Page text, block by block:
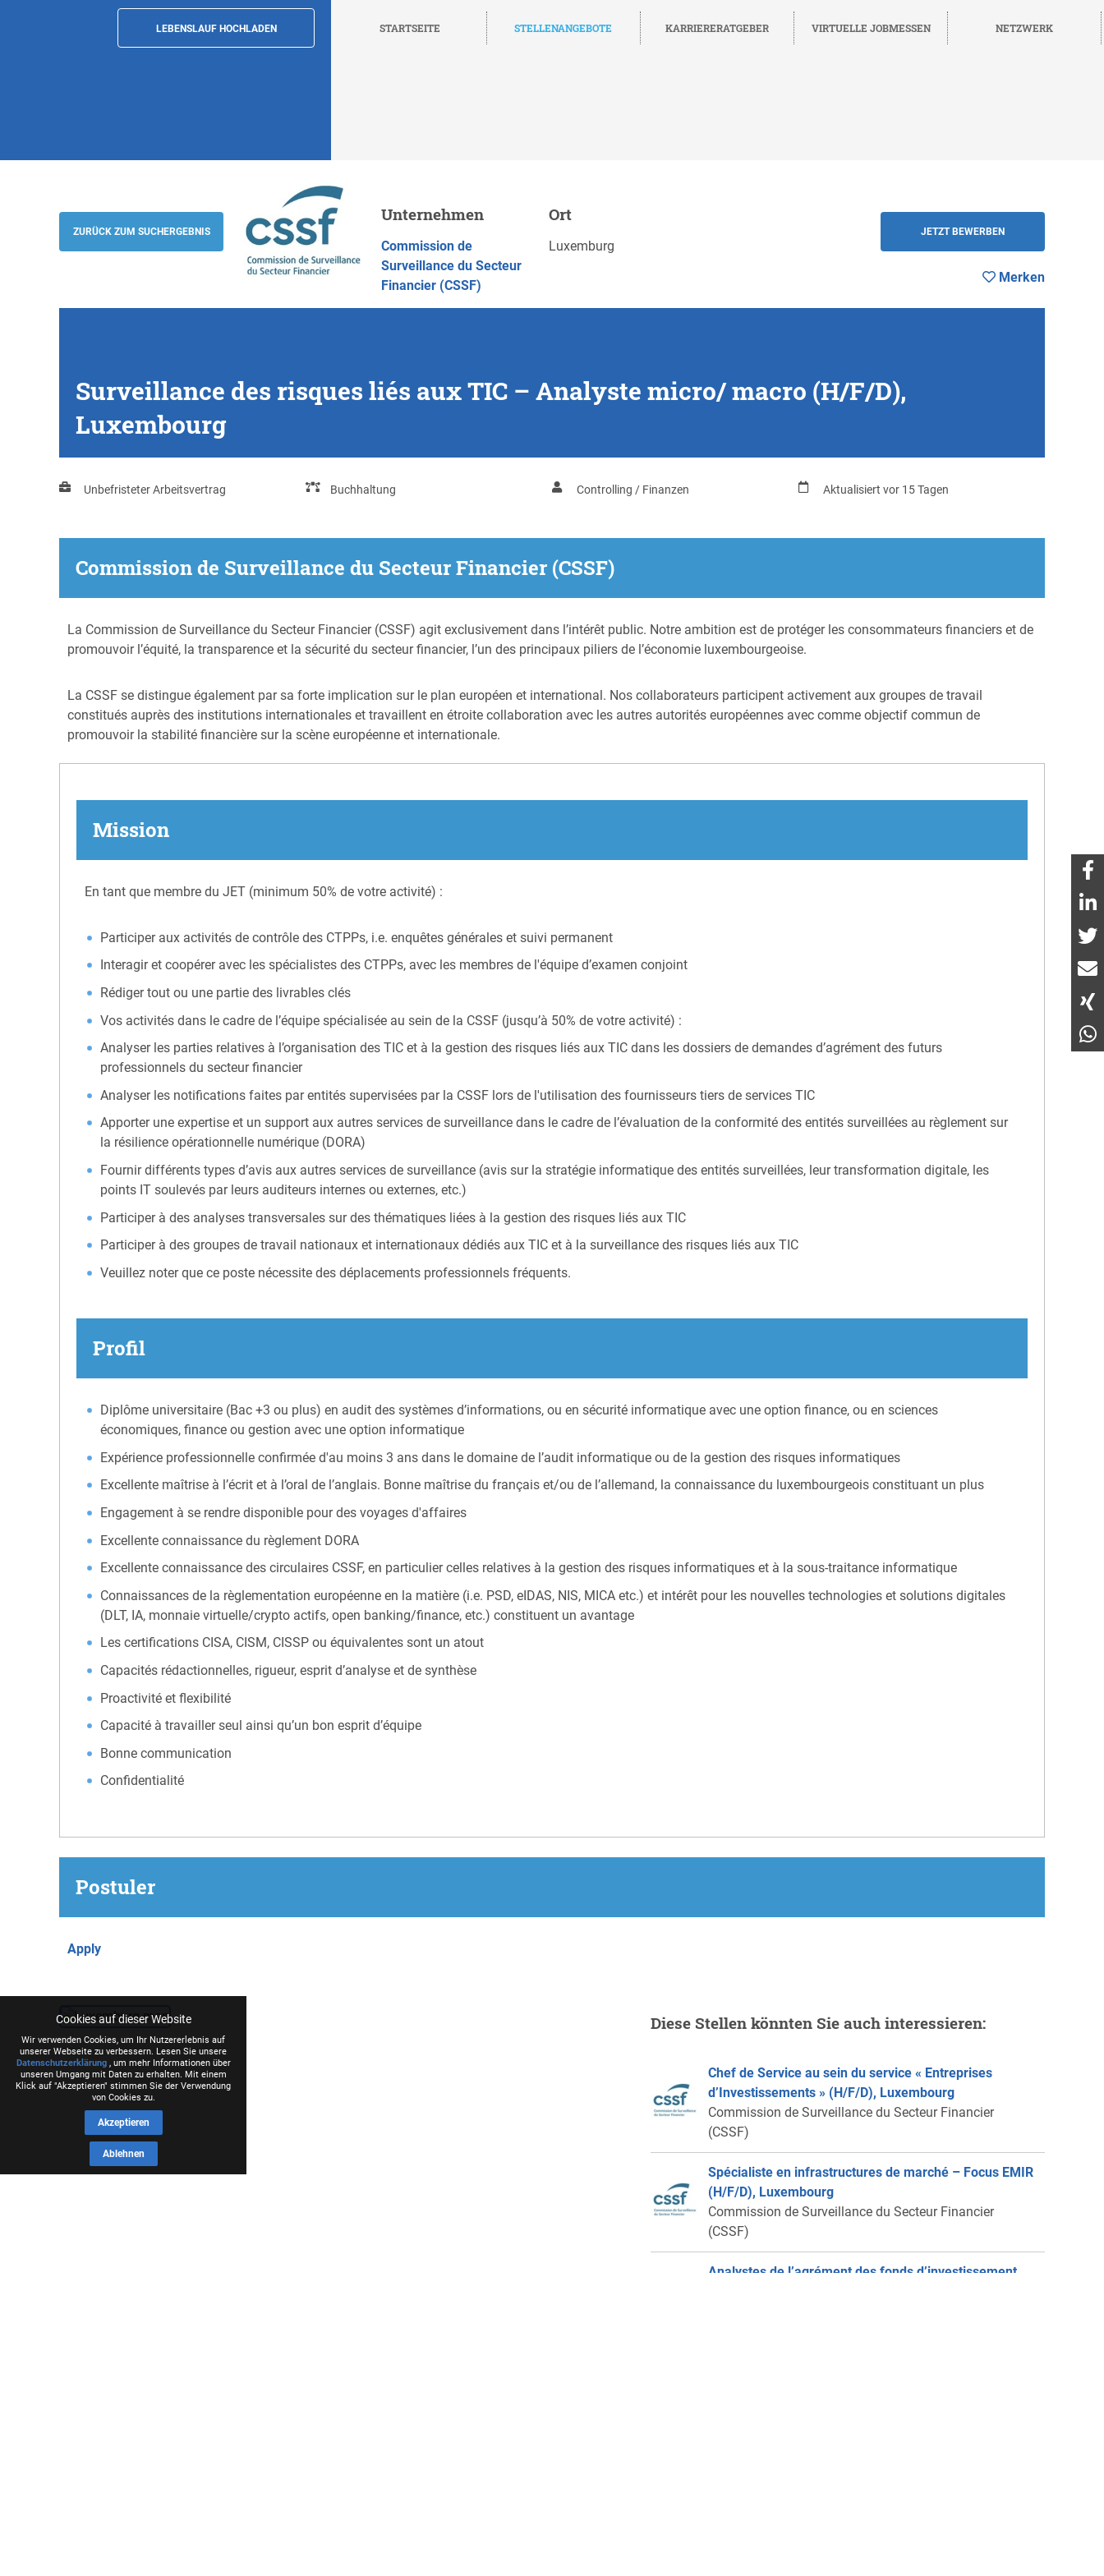
LEBENSLAUF HOCHLADEN STARTSEITE STELLENANGEBOTE KARRIERERATGEBER VIRTUELLE JOBMESSEN NETZWERK
Surveillance des risques liés aux TIC – Analyste micro/ macro
(H/F/D), Luxembourg
Commission de Surveillance du Secteur Financier (CSSF)
ZURÜCK ZUM SUCHERGEBNIS
Unternehmen
Commission de
Surveillance du Secteur
Financier (CSSF)
Ort
Luxemburg
JETZT BEWERBEN
Merken
Surveillance des risques liés aux TIC – Analyste micro/ macro (H/F/D),
Luxembourg
Unbefristeter Arbeitsvertrag Buchhaltung Controlling / Finanzen Aktualisiert vor 15 Tagen
Commission de Surveillance du Secteur Financier (CSSF)
La Commission de Surveillance du Secteur Financier (CSSF) agit exclusivement dans l’intérêt public. Notre ambition est de protéger les consommateurs financiers et de
promouvoir l’équité, la transparence et la sécurité du secteur financier, l’un des principaux piliers de l’économie luxembourgeoise.
La CSSF se distingue également par sa forte implication sur le plan européen et international. Nos collaborateurs participent activement aux groupes de travail
constitués auprès des institutions internationales et travaillent en étroite collaboration avec les autres autorités européennes avec comme objectif commun de
promouvoir la stabilité financière sur la scène européenne et internationale.
Mission
En tant que membre du JET (minimum 50% de votre activité) :
Participer aux activités de contrôle des CTPPs, i.e. enquêtes générales et suivi permanent
Interagir et coopérer avec les spécialistes des CTPPs, avec les membres de l'équipe d’examen conjoint
Rédiger tout ou une partie des livrables clés
Vos activités dans le cadre de l’équipe spécialisée au sein de la CSSF (jusqu’à 50% de votre activité) :
Analyser les parties relatives à l’organisation des TIC et à la gestion des risques liés aux TIC dans les dossiers de demandes d’agrément des futurs
professionnels du secteur financier
Analyser les notifications faites par entités supervisées par la CSSF lors de l'utilisation des fournisseurs tiers de services TIC
Apporter une expertise et un support aux autres services de surveillance dans le cadre de l’évaluation de la conformité des entités surveillées au règlement sur
la résilience opérationnelle numérique (DORA)
Fournir différents types d’avis aux autres services de surveillance (avis sur la stratégie informatique des entités surveillées, leur transformation digitale, les
points IT soulevés par leurs auditeurs internes ou externes, etc.)
Participer à des analyses transversales sur des thématiques liées à la gestion des risques liés aux TIC
Participer à des groupes de travail nationaux et internationaux dédiés aux TIC et à la surveillance des risques liés aux TIC
Veuillez noter que ce poste nécessite des déplacements professionnels fréquents.
Profil
Diplôme universitaire (Bac +3 ou plus) en audit des systèmes d’informations, ou en sécurité informatique avec une option finance, ou en sciences
économiques, finance ou gestion avec une option informatique
Expérience professionnelle confirmée d'au moins 3 ans dans le domaine de l’audit informatique ou de la gestion des risques informatiques
Excellente maîtrise à l’écrit et à l’oral de l’anglais. Bonne maîtrise du français et/ou de l’allemand, la connaissance du luxembourgeois constituant un plus
Engagement à se rendre disponible pour des voyages d'affaires
Excellente connaissance du règlement DORA
Excellente connaissance des circulaires CSSF, en particulier celles relatives à la gestion des risques informatiques et à la sous-traitance informatique
Connaissances de la règlementation européenne en la matière (i.e. PSD, eIDAS, NIS, MICA etc.) et intérêt pour les nouvelles technologies et solutions digitales
(DLT, IA, monnaie virtuelle/crypto actifs, open banking/finance, etc.) constituent un avantage
Les certifications CISA, CISM, CISSP ou équivalentes sont un atout
Capacités rédactionnelles, rigueur, esprit d’analyse et de synthèse
Proactivité et flexibilité
Capacité à travailler seul ainsi qu’un bon esprit d’équipe
Bonne communication
Confidentialité
Postuler
Apply
Diese Stellen könnten Sie auch interessieren:
Chef de Service au sein du service « Entreprises
d’Investissements » (H/F/D), Luxembourg
Commission de Surveillance du Secteur Financier
(CSSF)
Spécialiste en infrastructures de marché – Focus EMIR
(H/F/D), Luxembourg
Commission de Surveillance du Secteur Financier
(CSSF)
Analystes de l’agrément des fonds d’investissement
Cookies auf dieser Website
Wir verwenden Cookies, um Ihr Nutzererlebnis auf
unserer Webseite zu verbessern. Lesen Sie unsere
Datenschutzerklärung, um mehr Informationen über
unseren Umgang mit Daten zu erhalten. Mit einem
Klick auf "Akzeptieren" stimmen Sie der Verwendung
von Cookies zu.
Akzeptieren
Ablehnen